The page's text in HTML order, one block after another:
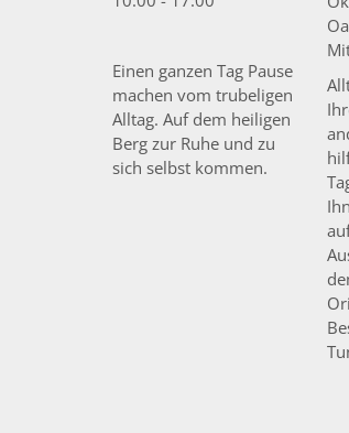
Einen ganzen Tag Pause
machen vom trubeligen
Alltag. Auf dem heiligen
Berg zur Ruhe und zu
sich selbst kommen.